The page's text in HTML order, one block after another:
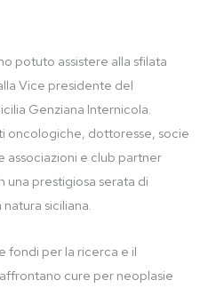
potuto assistere alla sfilata
Vice presidente del
Genziana Internicola.
oncologiche, dottoresse, socie
associazioni e club partner
una prestigiosa serata di
siciliana.
fondi per la ricerca e il
cure per neoplasie